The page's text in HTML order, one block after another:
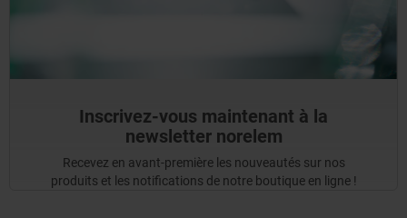
Inscrivez-vous maintenant à la
newsletter norelem
Recevez en avant-première les nouveautés sur nos
produits et les notifications de notre boutique en ligne !